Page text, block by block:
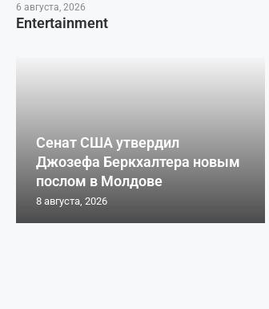
6 августа, 2026
Entertainment
Сенат США утвердил
Джозефа Беркхалтера новым
послом в Молдове
8 августа, 2026